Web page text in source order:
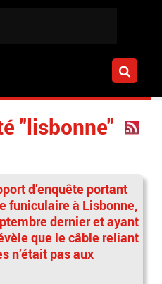
"lisbonne"
d’enquête portant
funiculaire à Lisbonne,
dernier et ayant
que le câble reliant
n’était pas aux